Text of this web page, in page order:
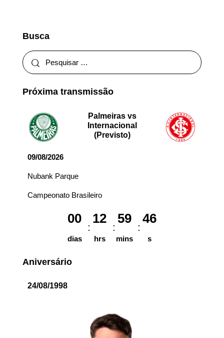
Busca
Próxima transmissão
Palmeiras vs
Internacional
(Previsto)
09/08/2026
Nubank Parque
Campeonato Brasileiro
00
dias
12
hrs
59
mins
46
s
Aniversário
24/08/1998